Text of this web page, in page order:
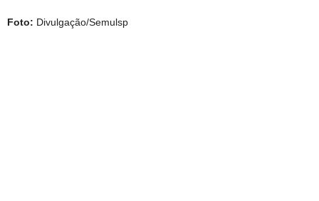
Foto: Divulgação/Semulsp